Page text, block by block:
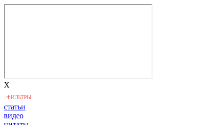
X
ФИЛЬТРЫ:
статьи
видео